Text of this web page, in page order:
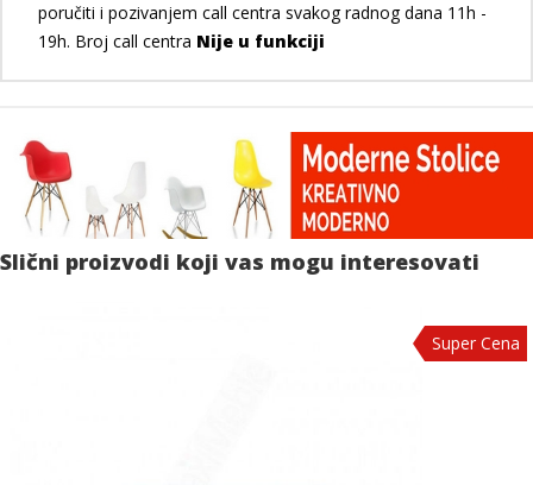
poručiti i pozivanjem call centra svakog radnog dana 11h -
19h. Broj call centra Nije u funkciji
Slični proizvodi koji vas mogu interesovati
Super Cena